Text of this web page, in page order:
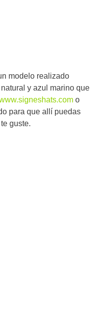
modelo realizado
y azul marino que
o
para que allí puedas
guste.